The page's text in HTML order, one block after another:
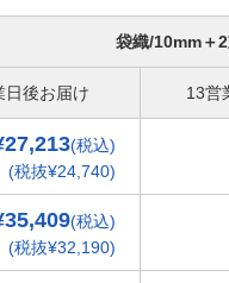
袋織/10mm＋
日後お届け 13営
(税込)
(税抜¥24,740)
(税込)
(税抜¥32,190)